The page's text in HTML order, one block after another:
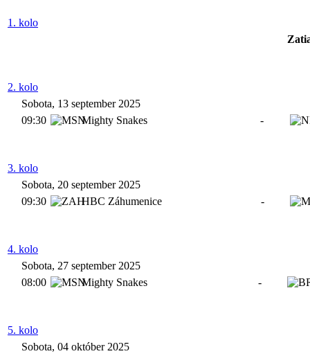
1. kolo
2. kolo
Sobota, 13 september 2025
09:30
Mighty Snakes -
3. kolo
Sobota, 20 september 2025
09:30
HBC Záhumenice -
4. kolo
Sobota, 27 september 2025
08:00
Mighty Snakes -
5. kolo
Sobota, 04 október 2025